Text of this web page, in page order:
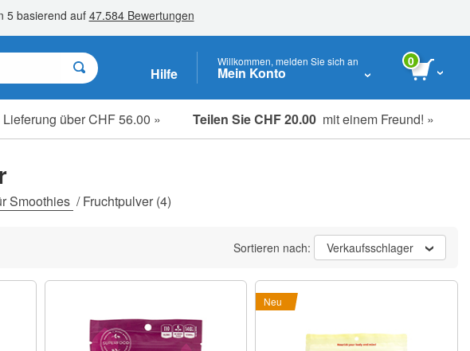
Hilfe
Willkommen, melden Sie sich an
Mein Konto
0
Lieferung über CHF 56.00 » Teilen Sie CHF 20.00 mit einem Freund! »
Smoothies /Fruchtpulver(4)
Sortieren nach: Verkaufsschlager
Neu